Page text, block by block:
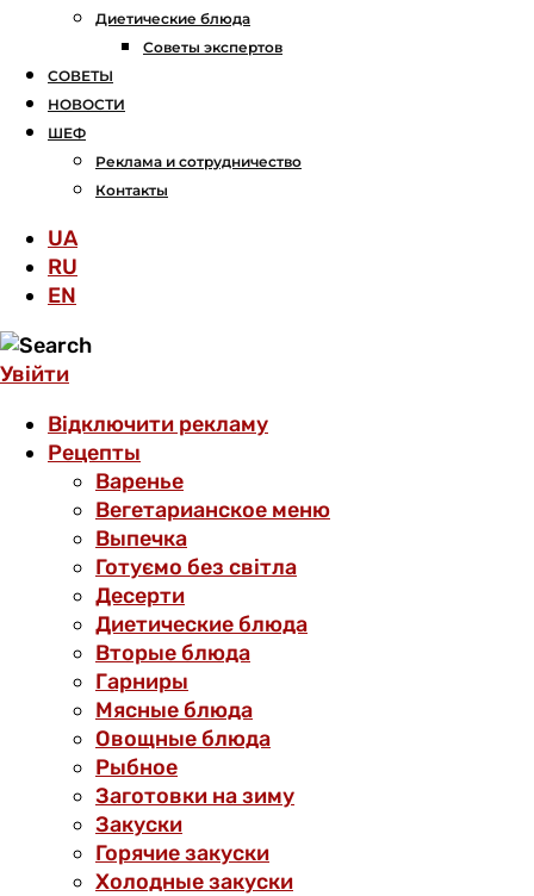
Диетические блюда
Советы экспертов
СОВЕТЫ
НОВОСТИ
ШЕФ
Реклама и сотрудничество
Контакты
UA
RU
EN
Увійти
Відключити рекламу
Рецепты
Варенье
Вегетарианское меню
Выпечка
Готуємо без світла
Десерти
Диетические блюда
Вторые блюда
Гарниры
Мясные блюда
Овощные блюда
Рыбное
Заготовки на зиму
Закуски
Горячие закуски
Холодные закуски